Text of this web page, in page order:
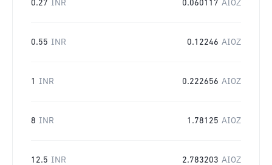
0.27 INR 0.060117 AIOZ
0.55 INR 0.12246 AIOZ
1 INR 0.222656 AIOZ
8 INR 1.78125 AIOZ
12.5 INR 2.783203 AIOZ